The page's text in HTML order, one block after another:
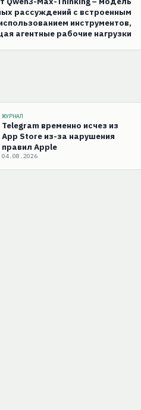
рассуждений с встроенным
инструментов,
агентные рабочие нагрузки
ЖУРНАЛ
Telegram временно исчез из
App Store из-за нарушения
правил Apple
04.08.2026